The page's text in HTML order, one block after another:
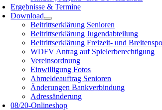
Ergebnisse & Termine
Download
Beitrittserklärung Senioren
Beitrittserklärung Jugendabteilung
Beitrittserklärung Freizeit- und
WDFV Antrag auf Spielerberechtigung
Vereinsordnung
Einwilligung Fotos
Abmeldeauftrag Senioren
Änderungen Bankverbindung
Adressänderung
08/20-Onlineshop